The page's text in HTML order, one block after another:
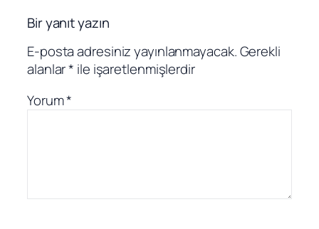
Bir yanıt yazın
E-posta adresiniz yayınlanmayacak.Gerekli
alanlar* ile işaretlenmişlerdir
Yorum*